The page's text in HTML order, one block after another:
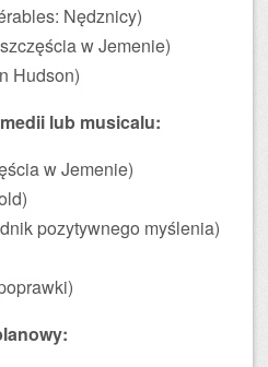
Nędznicy)
w Jemenie)
Hudson)
lub musicalu:
w Jemenie)
pozytywnego myślenia)